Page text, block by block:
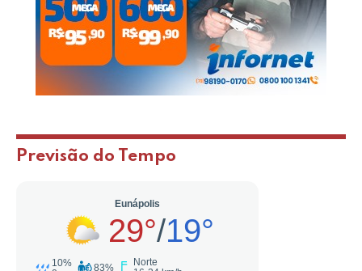
Previsão do Tempo